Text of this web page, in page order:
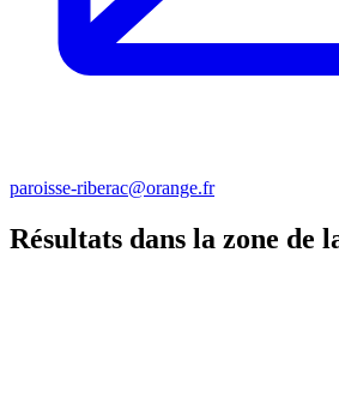
paroisse-riberac@orange.fr
Résultats dans la zone de